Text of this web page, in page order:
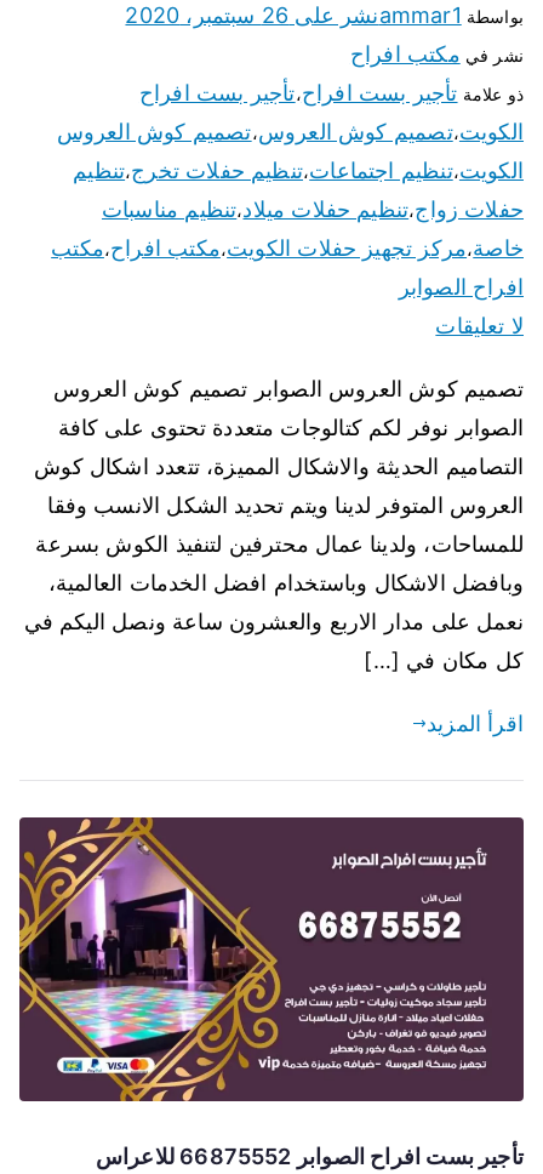
بواسطة ammar1نشر على 26 سبتمبر، 2020
نشر في مكتب افراح
ذو علامة تأجير بست افراح،تأجير بست افراح
الكويت،تصميم كوش العروس،تصميم كوش العروس
الكويت،تنظيم اجتماعات،تنظيم حفلات تخرج،تنظيم
حفلات زواج،تنظيم حفلات ميلاد،تنظيم مناسبات
خاصة،مركز تجهيز حفلات الكويت،مكتب افراح،مكتب
افراح الصوابر
لا تعليقات
تصميم كوش العروس الصوابر تصميم كوش العروس
الصوابر نوفر لكم كتالوجات متعددة تحتوى على كافة
التصاميم الحديثة والاشكال المميزة، تتعدد اشكال كوش
العروس المتوفر لدينا ويتم تحديد الشكل الانسب وفقا
للمساحات، ولدينا عمال محترفين لتنفيذ الكوش بسرعة
وبافضل الاشكال وباستخدام افضل الخدمات العالمية،
نعمل على مدار الاربع والعشرون ساعة ونصل اليكم في
كل مكان في […]
اقرأ المزيد
تأجير بست افراح الصوابر 66875552 للاعراس